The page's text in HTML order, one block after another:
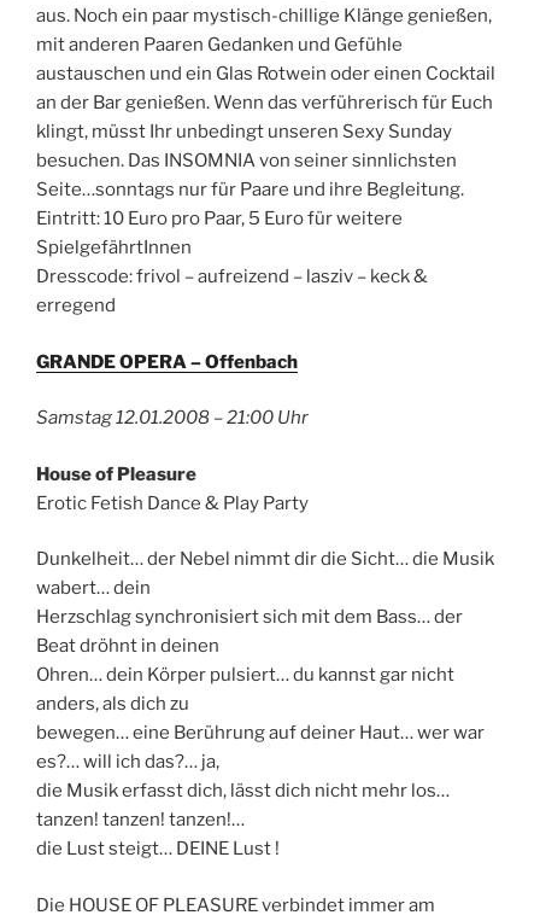
aus. Noch ein paar mystisch-chillige Klänge genießen,
mit anderen Paaren Gedanken und Gefühle
austauschen und ein Glas Rotwein oder einen Cocktail
an der Bar genießen. Wenn das verführerisch für Euch
klingt, müsst Ihr unbedingt unseren Sexy Sunday
besuchen. Das INSOMNIA von seiner sinnlichsten
Seite…sonntags nur für Paare und ihre Begleitung.
Eintritt: 10 Euro pro Paar, 5 Euro für weitere
SpielgefährtInnen
Dresscode: frivol – aufreizend – lasziv – keck &
erregend
GRANDE OPERA – Offenbach
Samstag 12.01.2008 – 21:00 Uhr
House of Pleasure
Erotic Fetish Dance & Play Party
Dunkelheit… der Nebel nimmt dir die Sicht… die Musik
wabert… dein
Herzschlag synchronisiert sich mit dem Bass… der
Beat dröhnt in deinen
Ohren… dein Körper pulsiert… du kannst gar nicht
anders, als dich zu
bewegen… eine Berührung auf deiner Haut… wer war
es?… will ich das?… ja,
die Musik erfasst dich, lässt dich nicht mehr los…
tanzen! tanzen! tanzen!…
die Lust steigt… DEINE Lust !
Die HOUSE OF PLEASURE verbindet immer am